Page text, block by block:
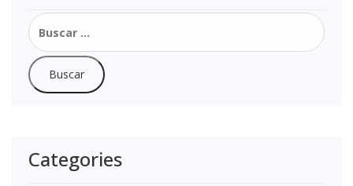
Buscar:
Categories